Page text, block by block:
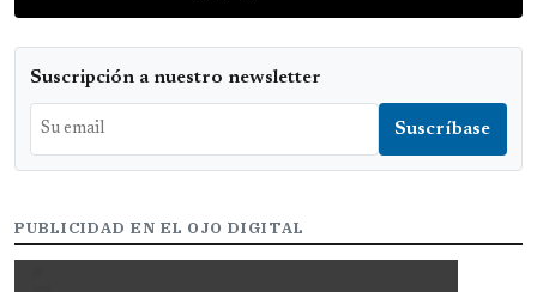
Suscripción a nuestro newsletter
PUBLICIDAD EN EL OJO DIGITAL